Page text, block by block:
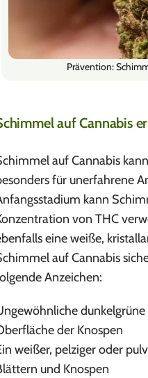
Prävention:
auf Cannabis
auf Cannabis
für unerfahrene
kann
von THC
eine weiße,
auf Cannabis
Anzeichen:
der Knospen
weißer, pelziger oder
und Knospen